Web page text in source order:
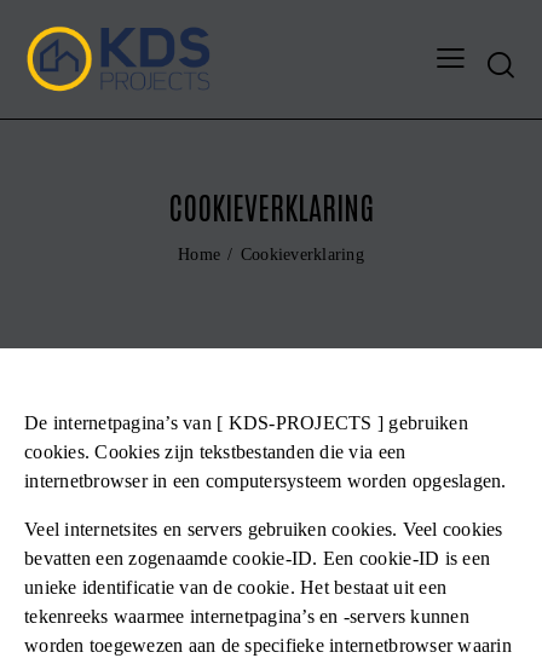
Search
COOKIEVERKLARING
Home Cookieverklaring
De internetpagina’s van [ KDS-PROJECTS ] gebruiken
cookies. Cookies zijn tekstbestanden die via een
internetbrowser in een computersysteem worden opgeslagen.
Veel internetsites en servers gebruiken cookies. Veel cookies
bevatten een zogenaamde cookie-ID. Een cookie-ID is een
unieke identificatie van de cookie. Het bestaat uit een
tekenreeks waarmee internetpagina’s en -servers kunnen
worden toegewezen aan de specifieke internetbrowser waarin